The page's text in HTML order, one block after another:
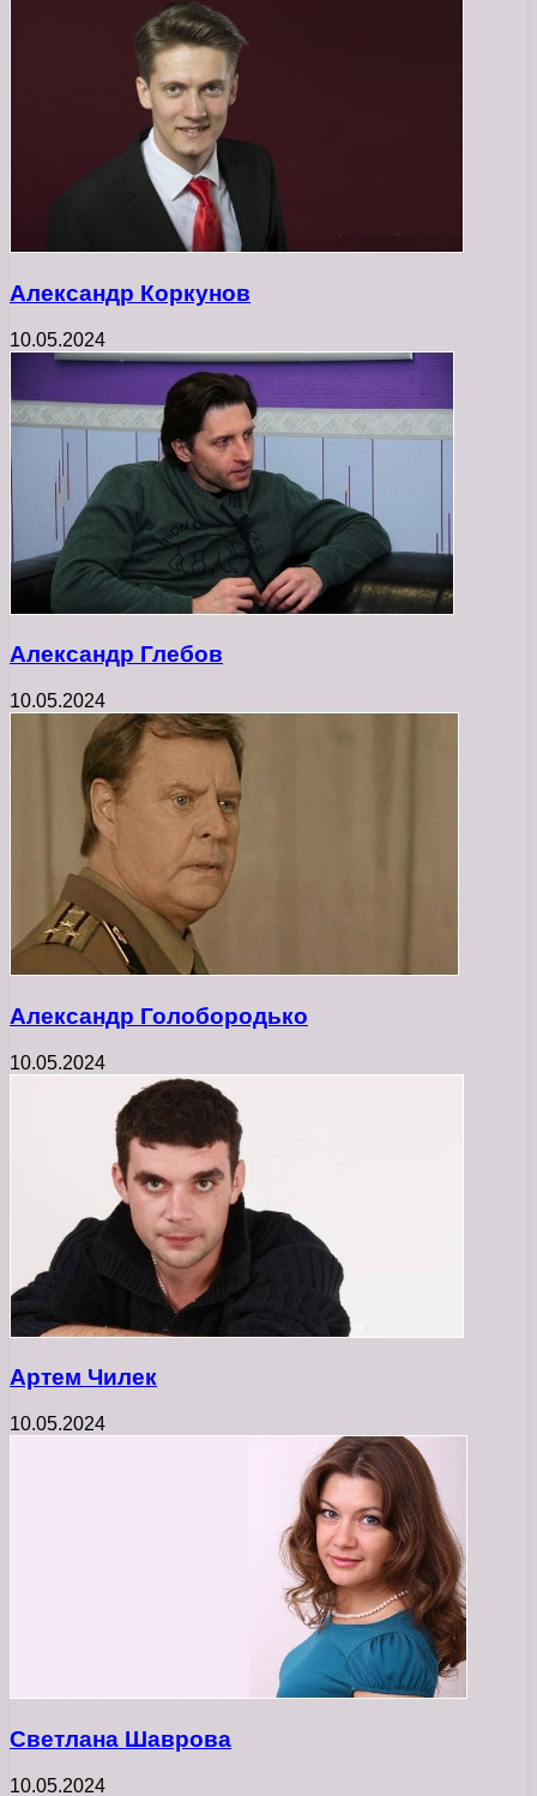
Александр Коркунов
10.05.2024
Александр Глебов
10.05.2024
Александр Голобородько
10.05.2024
Артем Чилек
10.05.2024
Светлана Шаврова
10.05.2024